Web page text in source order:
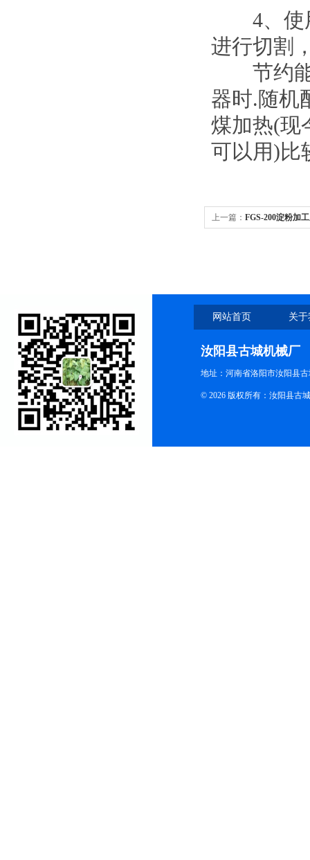
4、使用
进行切割
节约能
器时.随机
煤加热(现
可以用)比
上一篇： FGS-200淀粉加
网站首页 关
汝阳县古城机械厂
地址：河南省洛阳市汝阳县
© 2026 版权所有：汝阳县古